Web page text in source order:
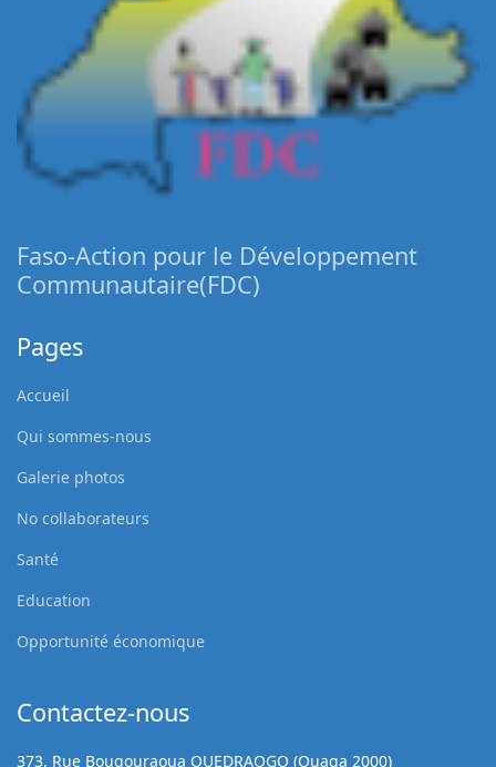
Faso-Action pour le Développement
Communautaire(FDC)
Pages
Accueil
Qui sommes-nous
Galerie photos
No collaborateurs
Santé
Education
Opportunité économique
Contactez-nous
373, Rue Bougouraoua OUEDRAOGO (Ouaga 2000)